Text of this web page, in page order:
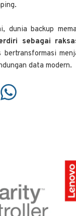
dunia backup
sebagai
bertransformasi
data modern.